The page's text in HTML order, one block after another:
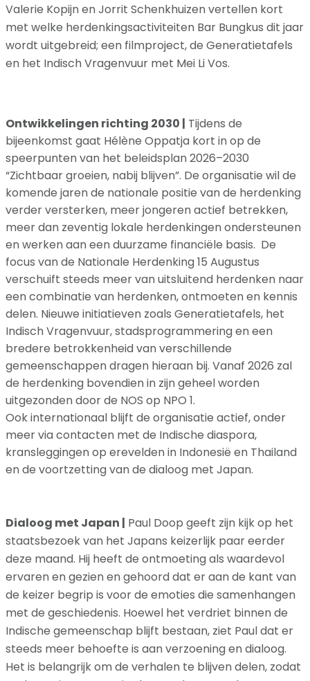
Valerie Kopijn en Jorrit Schenkhuizen vertellen kort
met welke herdenkingsactiviteiten Bar Bungkus dit jaar
wordt uitgebreid; een filmproject, de Generatietafels
en het Indisch Vragenvuur met Mei Li Vos.
Ontwikkelingen richting 2030 | Tijdens de
bijeenkomst gaat Hélène Oppatja kort in op de
speerpunten van het beleidsplan 2026–2030
“Zichtbaar groeien, nabij blijven”. De organisatie wil de
komende jaren de nationale positie van de herdenking
verder versterken, meer jongeren actief betrekken,
meer dan zeventig lokale herdenkingen ondersteunen
en werken aan een duurzame financiële basis. De
focus van de Nationale Herdenking 15 Augustus
verschuift steeds meer van uitsluitend herdenken naar
een combinatie van herdenken, ontmoeten en kennis
delen. Nieuwe initiatieven zoals Generatietafels, het
Indisch Vragenvuur, stadsprogrammering en een
bredere betrokkenheid van verschillende
gemeenschappen dragen hieraan bij. Vanaf 2026 zal
de herdenking bovendien in zijn geheel worden
uitgezonden door de NOS op NPO 1.
Ook internationaal blijft de organisatie actief, onder
meer via contacten met de Indische diaspora,
kransleggingen op erevelden in Indonesië en Thailand
en de voortzetting van de dialoog met Japan.
Dialoog met Japan | Paul Doop geeft zijn kijk op het
staatsbezoek van het Japans keizerlijk paar eerder
deze maand. Hij heeft de ontmoeting als waardevol
ervaren en gezien en gehoord dat er aan de kant van
de keizer begrip is voor de emoties die samenhangen
met de geschiedenis. Hoewel het verdriet binnen de
Indische gemeenschap blijft bestaan, ziet Paul dat er
steeds meer behoefte is aan verzoening en dialoog.
Het is belangrijk om de verhalen te blijven delen, zodat